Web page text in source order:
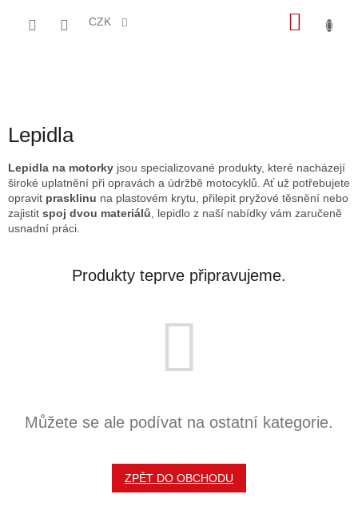
CZK
Lepidla
Lepidla na motorky jsou specializované produkty, které nacházejí
široké uplatnění při opravách a údržbě motocyklů. Ať už potřebujete
opravit prasklinu na plastovém krytu,
přilepit pryžové těsnění nebo
zajistit spoj dvou materiálů
lepidlo z naší nabídky vám zaručeně
usnadní práci.
Produkty teprve připravujeme.
Můžete se ale podívat na ostatní kategorie.
ZPĚT DO OBCHODU